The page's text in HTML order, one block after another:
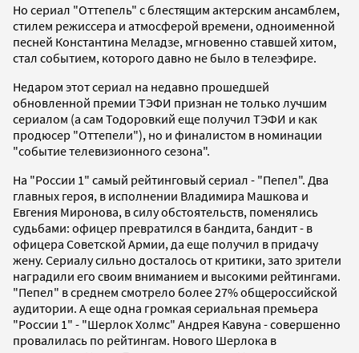
Но сериал "Оттепель" с блестящим актерским ансамблем,
стилем режиссера и атмосферой времени, одноименной
песней Константина Меладзе, мгновенно ставшей хитом,
стал событием, которого давно не было в телеэфире.
Недаром этот сериал на недавно прошедшей
обновленной премии ТЭФИ признан не только лучшим
сериалом (а сам Тодоровкий еще получил ТЭФИ и как
продюсер "Оттепели"), но и финалистом в номинации
"событие телевизионного сезона".
На "России 1" самый рейтинговый сериал - "Пепел". Два
главных героя, в исполнении Владимира Машкова и
Евгения Миронова, в силу обстоятельств, поменялись
судьбами: офицер превратился в бандита, бандит - в
офицера Советской Армии, да еще получил в придачу
жену. Сериалу сильно досталось от критики, зато зрители
наградили его своим вниманием и высокими рейтингами.
"Пепел" в среднем смотрело более 27% общероссийской
аудитории. А еще одна громкая сериальная премьера
"России 1" - "Шерлок Холмс" Андрея Кавуна - совершенно
провалилась по рейтингам. Нового Шерлока в